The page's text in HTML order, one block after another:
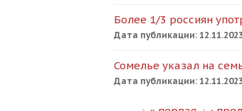
Более 1/3 россиян
Дата публикации:
Сомелье указал на
Дата публикации: